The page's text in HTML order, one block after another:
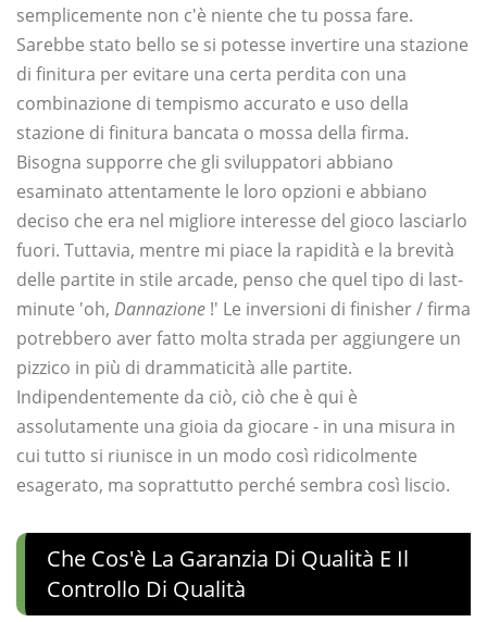
semplicemente non c'è niente che tu possa fare.
Sarebbe stato bello se si potesse invertire una stazione
di finitura per evitare una certa perdita con una
combinazione di tempismo accurato e uso della
stazione di finitura bancata o mossa della firma.
Bisogna supporre che gli sviluppatori abbiano
esaminato attentamente le loro opzioni e abbiano
deciso che era nel migliore interesse del gioco lasciarlo
fuori. Tuttavia, mentre mi piace la rapidità e la brevità
delle partite in stile arcade, penso che quel tipo di last-
minute 'oh, Dannazione !' Le inversioni di finisher / firma
potrebbero aver fatto molta strada per aggiungere un
pizzico in più di drammaticità alle partite.
Indipendentemente da ciò, ciò che è qui è
assolutamente una gioia da giocare - in una misura in
cui tutto si riunisce in un modo così ridicolmente
esagerato, ma soprattutto perché sembra così liscio.
Che Cos'è La Garanzia Di Qualità E Il
Controllo Di Qualità